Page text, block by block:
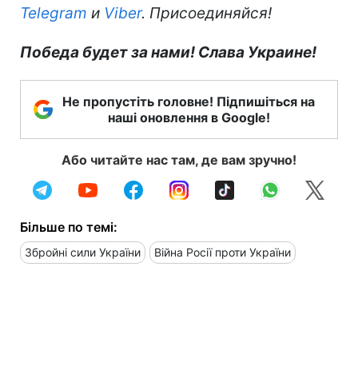
Telegram и Viber. Присоединяйся!
Победа будет за нами! Слава Украине!
Не пропустіть головне! Підпишіться на
наші оновлення в Google!
Або читайте нас там, де вам зручно!
Більше по темі:
Збройні сили України Війна Росії проти України